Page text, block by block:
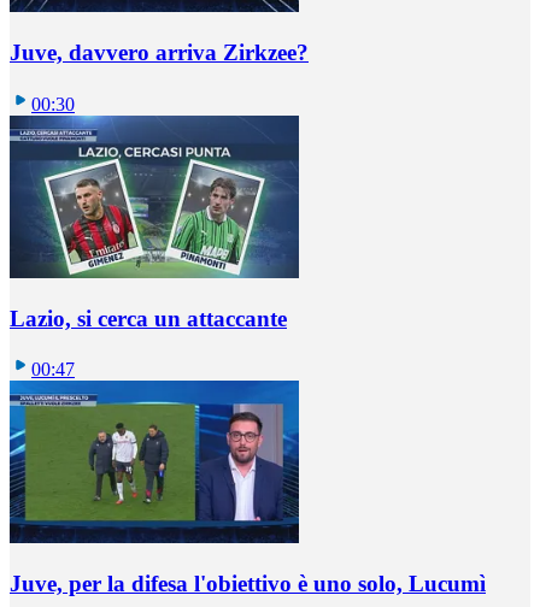
Juve, davvero arriva Zirkzee?
00:30
Lazio, si cerca un attaccante
00:47
Juve, per la difesa l'obiettivo è uno solo, Lucumì